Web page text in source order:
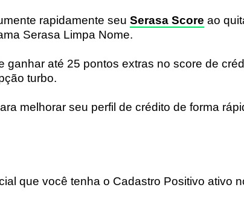
rapidamente seu Serasa Score ao
Serasa Limpa Nome.
ganhar até 25 pontos extras no score de
turbo.
melhorar seu perfil de crédito de forma
que você tenha o Cadastro Positivo ativo